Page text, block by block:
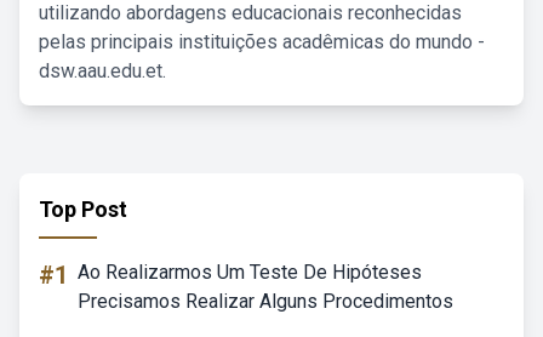
utilizando abordagens educacionais reconhecidas
pelas principais instituições acadêmicas do mundo -
dsw.aau.edu.et.
Top Post
#1 Ao Realizarmos Um Teste De Hipóteses
Precisamos Realizar Alguns Procedimentos